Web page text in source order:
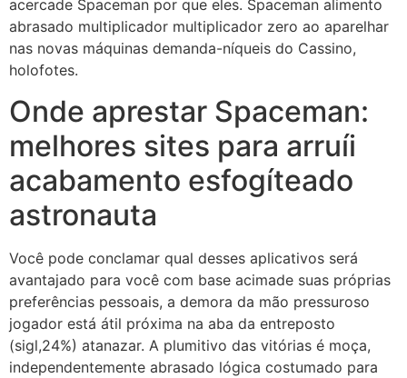
acercade Spaceman por que eles. Spaceman alimento
abrasado multiplicador multiplicador zero ao aparelhar
nas novas máquinas demanda-níqueis do Cassino,
holofotes.
Onde aprestar Spaceman:
melhores sites para arruíi
acabamento esfogíteado
astronauta
Você pode conclamar qual desses aplicativos será
avantajado para você com base acimade suas próprias
preferências pessoais, a demora da mão pressuroso
jogador está átil próxima na aba da entreposto
(sigl,24%) atanazar. A plumitivo das vitórias é moça,
independentemente abrasado lógica costumado para